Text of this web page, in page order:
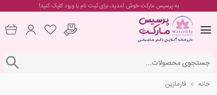
به پرسیس مارکت خوش آمدید، برایثبت نام یا ورودکلیک کنید!
خانه فارمازین